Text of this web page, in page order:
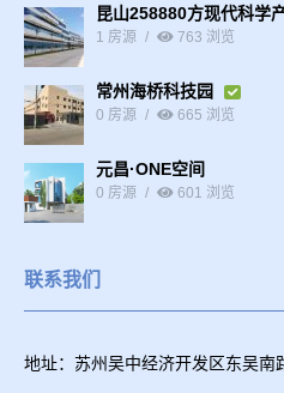
昆山258880方现代科学
1 房源 763 浏览
常州海桥科技园
0 房源 665 浏览
元昌·ONE空间
0 房源 601 浏览
联系我们
地址：苏州吴中经济开发区东吴南